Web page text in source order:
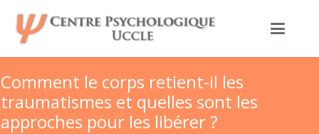
Comment le corps retient-il les
traumatismes et quelles sont les
approches pour les libérer ?